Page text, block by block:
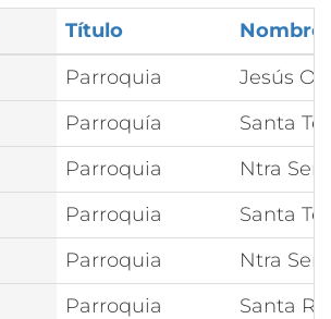
Título
Nombre
Parroquia
Jesús
Parroquía
Santa
Parroquia
Ntra
Parroquia
Santa
Parroquia
Ntra
Parroquia
Santa